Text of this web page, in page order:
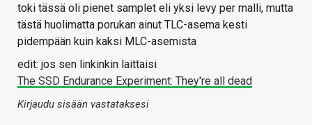
toki tässä oli pienet samplet eli yksi levy per malli, mutta
tästä huolimatta porukan ainut TLC-asema kesti
pidempään kuin kaksi MLC-asemista
edit: jos sen linkinkin laittaisi
The SSD Endurance Experiment: They're all dead
Kirjaudu sisään vastataksesi